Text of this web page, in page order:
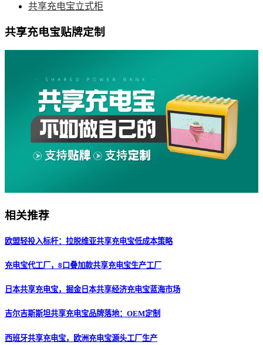
共享充电宝立式柜
共享充电宝贴牌定制
相关推荐
欧盟轻投入标杆：拉脱维亚共享充电宝低成本策略
充电宝代工厂，8口叠加款共享充电宝生产工厂
日本共享充电宝，掘金日本共享经济充电宝蓝海市场
吉尔吉斯斯坦共享充电宝品牌落地：OEM定制
西班牙共享充电宝，欧洲充电宝源头工厂生产